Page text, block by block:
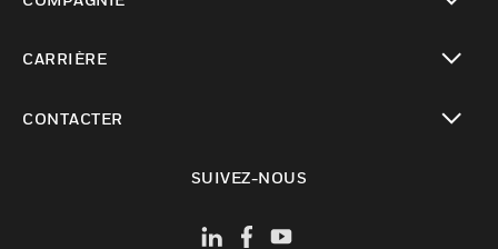
CARRIÈRE
CONTACTER
SUIVEZ-NOUS